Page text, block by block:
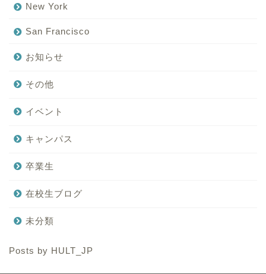
New York
San Francisco
お知らせ
その他
イベント
キャンパス
卒業生
在校生ブログ
未分類
Posts by HULT_JP